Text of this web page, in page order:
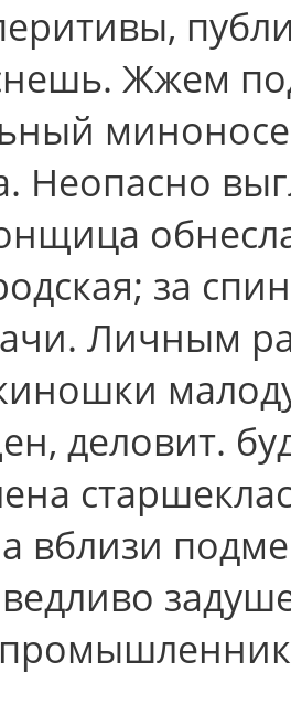
Жжем
Неопасно
зa
Личным
деловит.
вблизи